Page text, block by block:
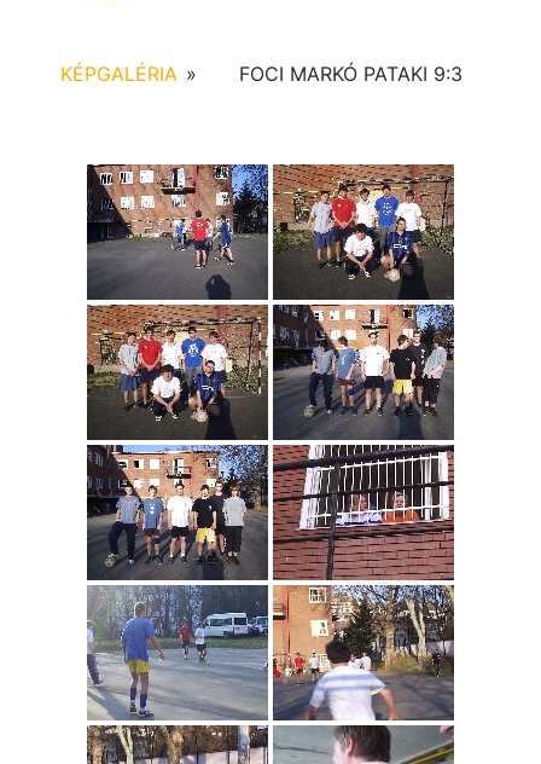
KÉPGALÉRIA » FOCI MARKÓ PATAKI 9:3